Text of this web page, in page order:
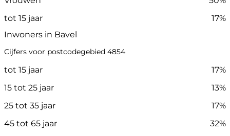
tot 15 jaar
17%
Inwoners in Bavel
Cijfers voor postcodegebied 4854
tot 15 jaar
17%
15 tot 25 jaar
13%
25 tot 35 jaar
17%
45 tot 65 jaar
32%